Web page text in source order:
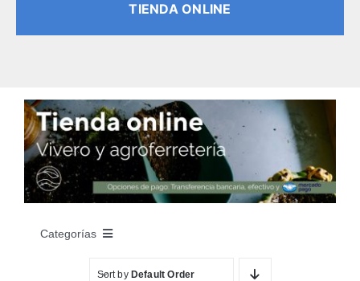
TIENDA ONLINE
Categorías
Sort by Default Order